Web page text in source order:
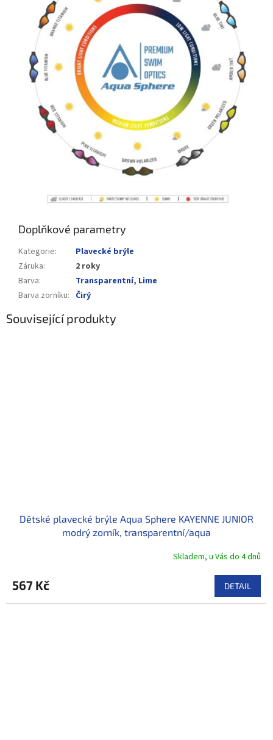
Doplňkové parametry
Kategorie:
Plavecké brýle
Záruka:
2 roky
Barva: Transparentní, Lime
Barva zorníku: Čirý
Související produkty
Dětské plavecké brýle Aqua Sphere KAYENNE JUNIOR
modrý zorník, transparentní/aqua
Skladem, u Vás do 4 dnů
567 Kč DETAIL